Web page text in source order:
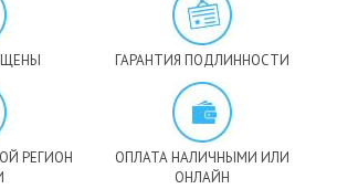
ГАРАНТИЯ ПОДЛИННОСТИ
РЕГИОН
ОПЛАТА НАЛИЧНЫМИ ИЛИ
ОНЛАЙН